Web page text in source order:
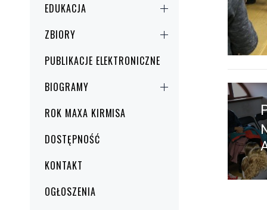
EDUKACJA
ZBIORY
PUBLIKACJE ELEKTRONICZNE
BIOGRAMY
ROK MAXA KIRMISA
DOSTĘPNOŚĆ
KONTAKT
OGŁOSZENIA
wpisu